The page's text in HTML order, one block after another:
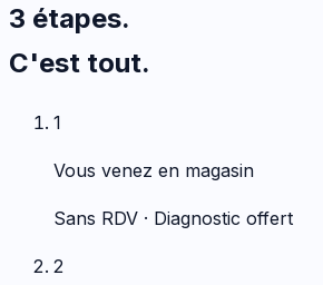
3 étapes.
C'est tout.
1
Vous venez en magasin
Sans RDV · Diagnostic offert
2